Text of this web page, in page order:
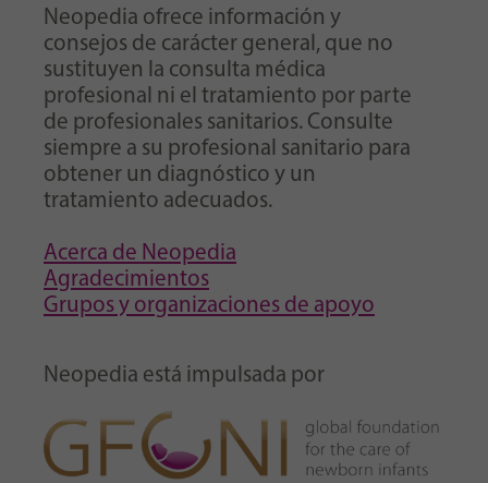
Neopedia ofrece información y
consejos de carácter general, que no
sustituyen la consulta médica
profesional ni el tratamiento por parte
de profesionales sanitarios. Consulte
siempre a su profesional sanitario para
obtener un diagnóstico y un
tratamiento adecuados.
Acerca de Neopedia
Agradecimientos
Grupos y organizaciones de apoyo
Neopedia está impulsada por